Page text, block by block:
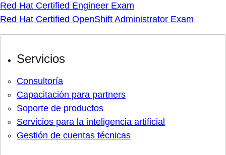
Red Hat Certified Engineer Exam
Red Hat Certified OpenShift Administrator Exam
Servicios
Consultoría
Capacitación para partners
Soporte de productos
Servicios para la inteligencia artificial
Gestión de cuentas técnicas